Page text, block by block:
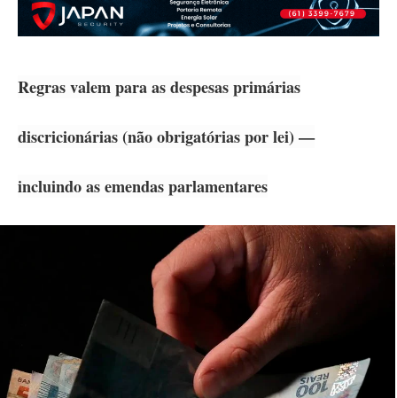
Regras valem para as despesas primárias
discricionárias (não obrigatórias por lei) —
incluindo as emendas parlamentares